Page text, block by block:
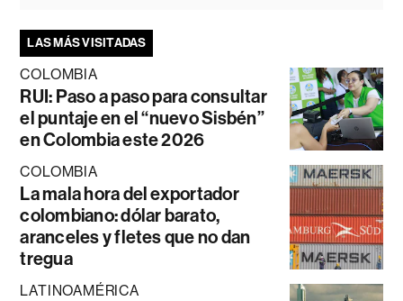
LAS MÁS VISITADAS
COLOMBIA
RUI: Paso a paso para consultar
el puntaje en el “nuevo Sisbén”
en Colombia este 2026
COLOMBIA
La mala hora del exportador
colombiano: dólar barato,
aranceles y fletes que no dan
tregua
LATINOAMÉRICA